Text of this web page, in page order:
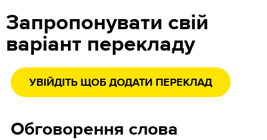
Запропонувати свій
варіант перекладу
УВІЙДІТЬ ЩОБ ДОДАТИ ПЕРЕКЛАД
Обговорення слова